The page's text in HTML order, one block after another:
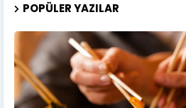
POPÜLER YAZILAR